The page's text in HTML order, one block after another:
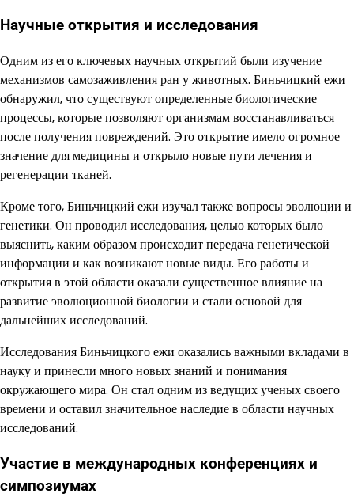
Научные открытия и исследования
Одним из его ключевых научных открытий были изучение
механизмов самозаживления ран у животных. Биньчицкий ежи
обнаружил, что существуют определенные биологические
процессы, которые позволяют организмам восстанавливаться
после получения повреждений. Это открытие имело огромное
значение для медицины и открыло новые пути лечения и
регенерации тканей.
Кроме того, Биньчицкий ежи изучал также вопросы эволюции и
генетики. Он проводил исследования, целью которых было
выяснить, каким образом происходит передача генетической
информации и как возникают новые виды. Его работы и
открытия в этой области оказали существенное влияние на
развитие эволюционной биологии и стали основой для
дальнейших исследований.
Исследования Биньчицкого ежи оказались важными вкладами в
науку и принесли много новых знаний и понимания
окружающего мира. Он стал одним из ведущих ученых своего
времени и оставил значительное наследие в области научных
исследований.
Участие в международных конференциях и
симпозиумах